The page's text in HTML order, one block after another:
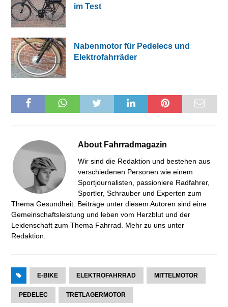
im Test
Nabenmotor für Pedelecs und
Elektrofahrräder
About Fahrradmagazin
Wir sind die Redaktion und bestehen aus
verschiedenen Personen wie einem
Sportjournalisten, passioniere Radfahrer,
Sportler, Schrauber und Experten zum
Thema Gesundheit. Beiträge unter diesem Autoren sind eine
Gemeinschaftsleistung und leben vom Herzblut und der
Leidenschaft zum Thema Fahrrad. Mehr zu uns unter
Redaktion.
E-BIKE ELEKTROFAHRRAD MITTELMOTOR
PEDELEC TRETLAGERMOTOR